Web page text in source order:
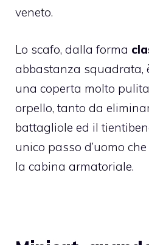
veneto.
Lo scafo, dalla forma
abbastanza squadrata,
una coperta molto
orpello, tanto da
battagliole ed il
unico passo d’uomo
la cabina armatoriale.